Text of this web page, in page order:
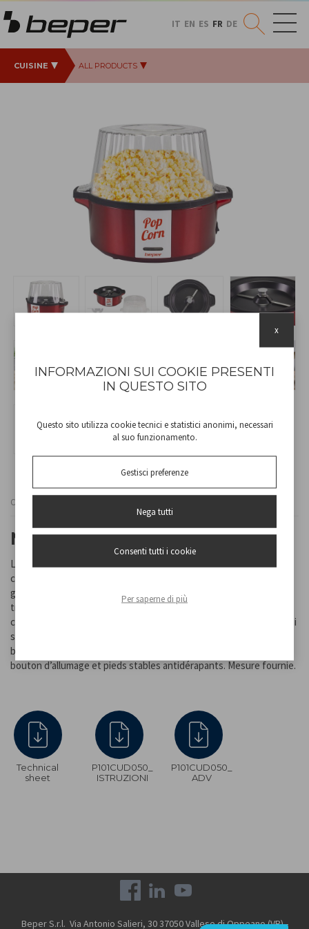
IT EN ES FR DE
CUISINE ALL PRODUCTS
Cod
MACHINE À POP-CORN
La machine à pop-corn de 22 cm de diamètre avec plaque
chauffante antiadhésive est idéale pour préparer jusqu’à 75
grammes de pop-corn à la fois en 5 minutes environ. Le couvercle
transparent se transforme en un grand bol pour servir
confortablement le pop-corn à toute la famille. La pelle en acier qui
se retourne automatiquement distribue le maïs et l’huile (ou le
beurre) uniformément pendant la cuisson. Facile à utiliser, avec
bouton d’allumage et pieds stables antidérapants. Mesure fournie.
Technical
sheet
P101CUD050_
ISTRUZIONI
P101CUD050_
ADV
Beper S.r.l. Via Antonio Salieri, 30 37050 Vallese di Oppeano (VR) -
INFORMAZIONI SUI COOKIE PRESENTI
IN QUESTO SITO
Questo sito utilizza cookie tecnici e statistici anonimi, necessari
al suo funzionamento.
Gestisci preferenze
Nega tutti
Consenti tutti i cookie
Per saperne di più
x